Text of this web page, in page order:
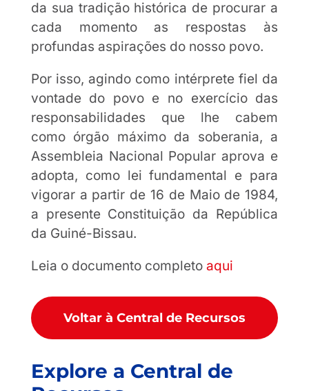
da sua tradição histórica de procurar a
cada momento as respostas às
profundas aspirações do nosso povo.
Por isso, agindo como intérprete fiel da
vontade do povo e no exercício das
responsabilidades que lhe cabem
como órgão máximo da soberania, a
Assembleia Nacional Popular aprova e
adopta, como lei fundamental e para
vigorar a partir de 16 de Maio de 1984,
a presente Constituição da República
da Guiné-Bissau.
Leia o documento completo aqui
Voltar à Central de Recursos
Explore a Central de